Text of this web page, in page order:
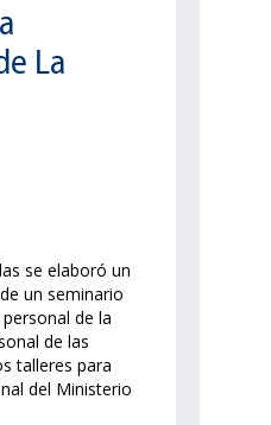
La
se elaboró un
un seminario
de la
de las
talleres para
del Ministerio